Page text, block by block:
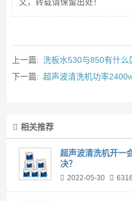
上一篇: 洗板水530与850有什
下一篇: 超声波清洗机功率
相关推荐
超声波清洗机开一
决？
2022-05-30 6316